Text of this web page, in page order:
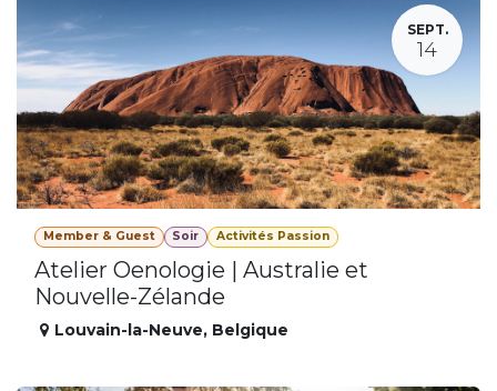
SEPT.
14
Member & Guest Soir Activités Passion
Atelier Oenologie | Australie et
Nouvelle-Zélande
Louvain-la-Neuve, Belgique